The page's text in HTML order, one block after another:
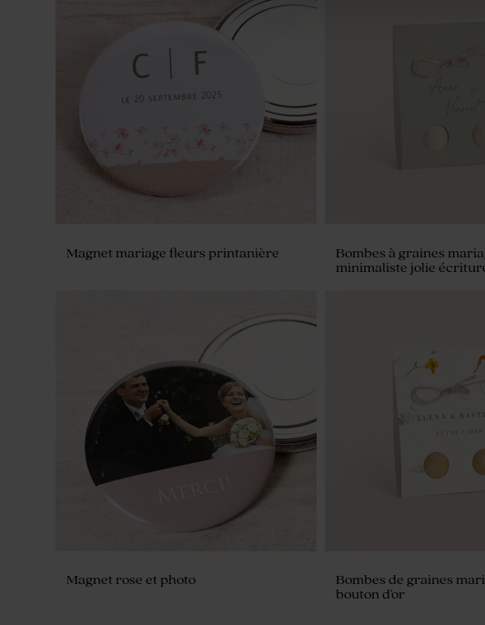
Menu mariage fleurs violettes
Panneau mariage fleurs de printemps
Etiquette prénoms
Magnet mariage fleurs printanière
Bombes à graines
minimaliste jolie
Magnet rose et photo
Bombes de graines
bouton d'or